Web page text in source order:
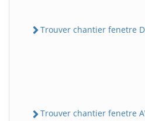
Trouver chantier fenetre
Trouver chantier fenetre